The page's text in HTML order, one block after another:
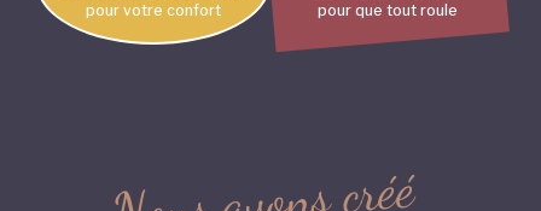
pour que tout roule
pour votre confort
nscréé